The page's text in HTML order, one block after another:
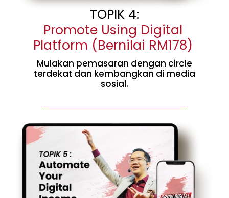
TOPIK 4:
Promote Using Digital
Platform (Bernilai RM178)
Mulakan pemasaran dengan circle
terdekat dan kembangkan di media
sosial.